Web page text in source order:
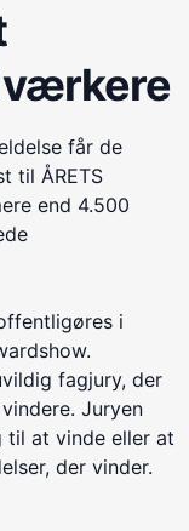
får de
til ÅRETS
end 4.500
i
fagjury, der
Juryen
til at vinde eller at
der vinder.